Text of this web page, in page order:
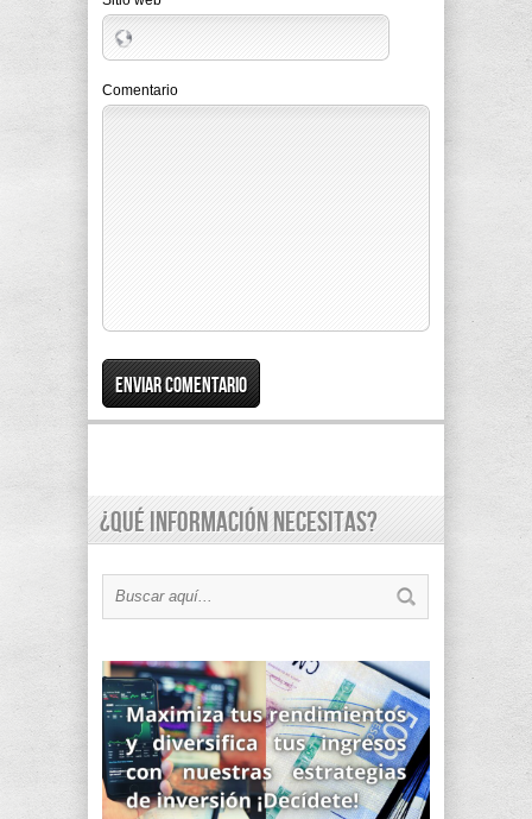
Comentario
¿Qué información necesitas?